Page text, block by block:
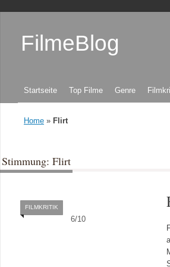
FilmeBlog
Zum Inhalt springen
Startseite Top Filme Genre
Home » Flirt
Stimmung: Flirt
6/10
FILMKRITIK